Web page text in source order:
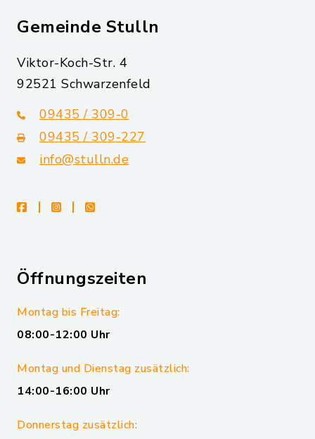
Gemeinde Stulln
Viktor-Koch-Str. 4
92521 Schwarzenfeld
09435 / 309-0
09435 / 309-227
info@stulln.de
facebookinstagramwhatsapp
Öffnungszeiten
Montag bis Freitag:
08:00-12:00 Uhr
Montag und Dienstag zusätzlich:
14:00-16:00 Uhr
Donnerstag zusätzlich: